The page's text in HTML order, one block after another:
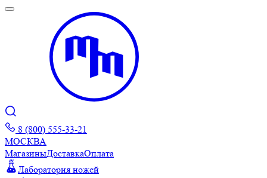
8 (800) 555-33-21
МОСКВА
МагазиныДоставкаОплата
Лаборатория ножей